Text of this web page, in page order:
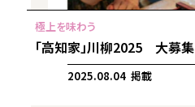
「高知家」川柳2025 大募集
2025.08.04 掲載